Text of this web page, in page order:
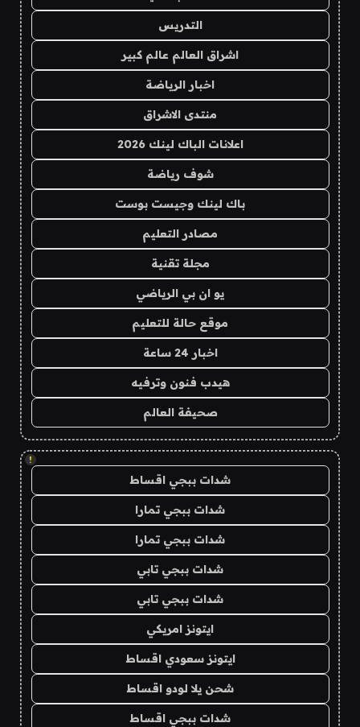
التدريس
اشراق العالم عالم كبير
اخبار الرياضة
منتدى الاشراق
اعلانات الباك لينك 2026
شوف رياضة
باك لينك وجيست بوست
مصادر التعليم
مجلة تقنية
يو ان بي الرياضي
موقع حالة للتعليم
اخبار 24 ساعة
هيدب فنون وترفيه
صحيفة العالم
!
شدات ببجي اقساط
شدات ببجي تمارا
شدات ببجي تمارا
شدات ببجي تابي
شدات ببجي تابي
ايتونز امريكي
ايتونز سعودي اقساط
شحن يلا لودو اقساط
شدات ببجي اقساط